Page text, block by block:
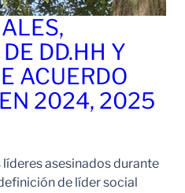
DD.HH Y
ACUERDO
2024, 2025
asesinados durante
de líder social